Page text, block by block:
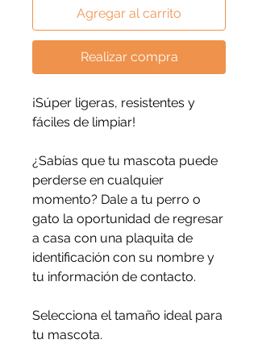
Agregar al carrito
Realizar compra
¡Súper ligeras, resistentes y
fáciles de limpiar!
¿Sabías que tu mascota puede
perderse en cualquier
momento? Dale a tu perro o
gato la oportunidad de regresar
a casa con una plaquita de
identificación con su nombre y
tu información de contacto.
Selecciona el tamaño ideal para
tu mascota.